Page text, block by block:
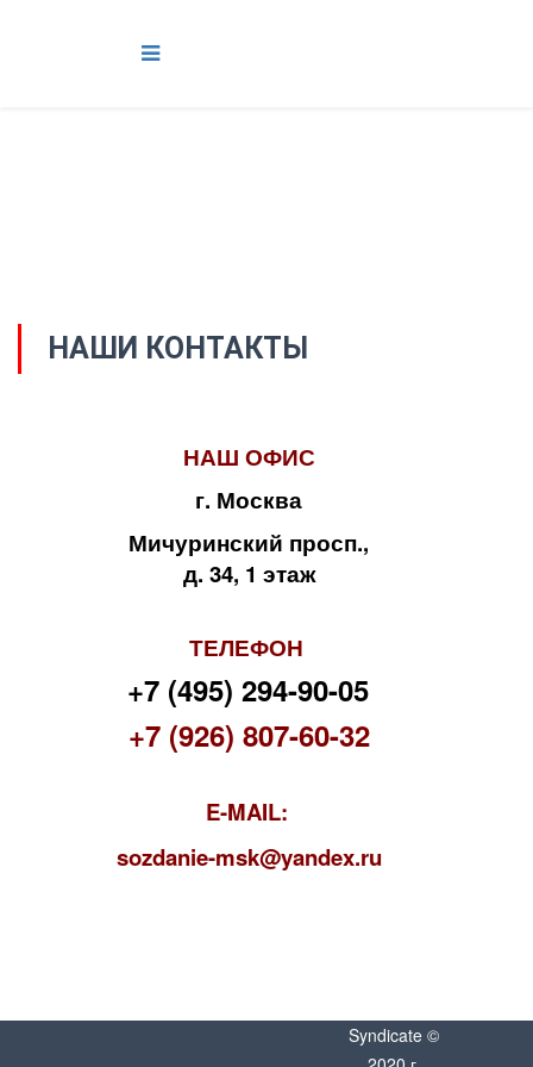
НАШИ КОНТАКТЫ
НАШ ОФИС
г. Москва
Мичуринский просп.,
д. 34, 1 этаж
ТЕЛЕФОН
+7 (495) 294-90-05
+7 (926) 807-60-32
E-MAIL:
sozdanie-msk@yandex.ru
Syndicate ©